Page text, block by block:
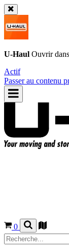
U-Haul Ouvrir
Actif
Passer au contenu
0